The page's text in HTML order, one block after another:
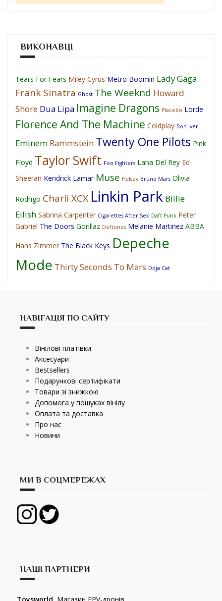
ВИКОНАВЦІ
Tears For Fears Miley Cyrus Metro Boomin Lady Gaga
Frank Sinatra Ghost The Weeknd Howard
Shore Dua Lipa Imagine Dragons Placebo Lorde
Florence And The Machine Coldplay Bon Iver
Eminem Rammstein Twenty One Pilots Pink
Floyd Taylor Swift Foo Fighters Lana Del Rey Ed
Sheeran Kendrick Lamar Muse Halsey Bruno Mars Olivia
Rodrigo Charli XCX Linkin Park Billie
Eilish Sabrina Carpenter Cigarettes After Sex Daft Punk Peter
Gabriel The Doors Gorillaz Deftones Melanie Martinez ABBA
Hans Zimmer The Black Keys Depeche
Mode Thirty Seconds To Mars Doja Cat
НАВІГАЦІЯ ПО САЙТУ
Вінілові платівки
Аксесуари
Bestsellers
Подарункові сертифікати
Товари зі знижкою
Допомога у пошуках вінілу
Оплата та доставка
Про нас
Новини
МИ В СОЦМЕРЕЖАХ
НАШІ ПАРТНЕРИ